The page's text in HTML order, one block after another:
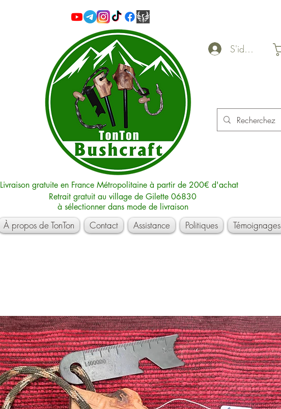
S'identifier
Livraison gratuite en France Métropolitaine à partir de 200€ d'achat
Retrait gratuit au village de Gilette 06830
à sélectionner dans mode de livraison
À propos de TonTon Contact Assistance Politiques Témoignages